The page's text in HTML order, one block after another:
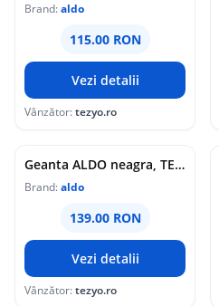
Brand:aldo
115.00 RON
Vezi detalii
Vânzător:tezyo.ro
Geanta ALDO neagra, TENTERDEN 004, din piele ecologica
Brand:aldo
139.00 RON
Vezi detalii
Vânzător:tezyo.ro